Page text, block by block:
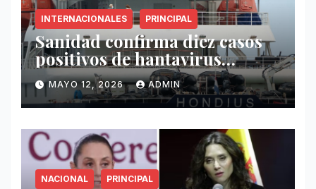
INTERNACIONALES PRINCIPAL
Sanidad confirma diez casos
positivos de hantavirus
vinculados al crucero MV
Hondius
MAYO 12, 2026 ADMIN
NACIONAL PRINCIPAL